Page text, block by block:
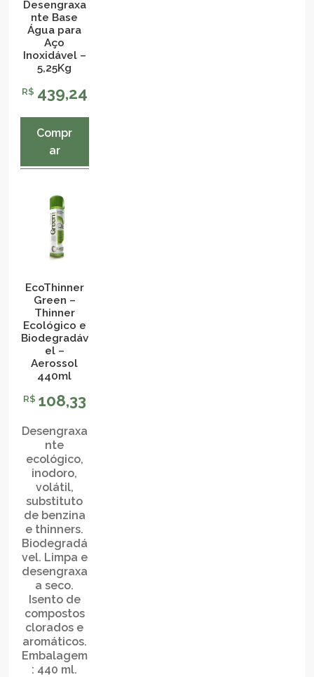
Desengraxa
nte Base
Água para
Aço
Inoxidável –
5,25Kg
R$ 439,24
Compr
ar
EcoThinner
Green –
Thinner
Ecológico e
Biodegradáv
el –
Aerossol
440ml
R$ 108,33
Desengraxa
nte
ecológico,
inodoro,
volátil,
substituto
de benzina
e thinners.
Biodegradá
vel. Limpa e
desengraxa
a seco.
Isento de
compostos
clorados e
aromáticos.
Embalagem
: 440 ml.